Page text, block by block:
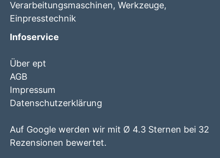
Verarbeitungsmaschinen, Werkzeuge,
Einpresstechnik
Infoservice
Über ept
AGB
Impressum
Datenschutzerklärung
Auf Google werden wir mit Ø 4.3 Sternen bei 32
Rezensionen bewertet.